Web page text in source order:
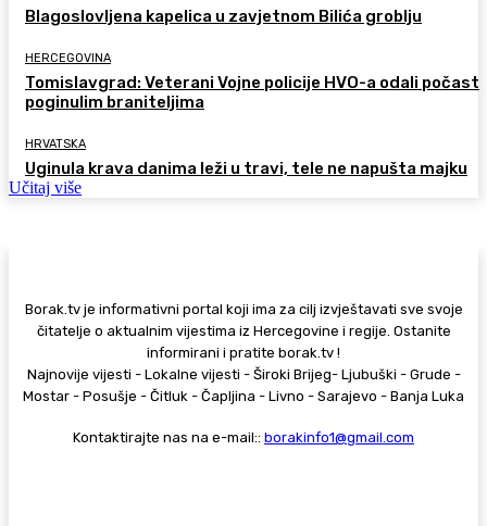
Blagoslovljena kapelica u zavjetnom Bilića groblju
HERCEGOVINA
Tomislavgrad: Veterani Vojne policije HVO-a odali počast
poginulim braniteljima
HRVATSKA
Uginula krava danima leži u travi, tele ne napušta majku
Učitaj više
Borak.tv je informativni portal koji ima za cilj izvještavati sve svoje
čitatelje o aktualnim vijestima iz Hercegovine i regije. Ostanite
informirani i pratite borak.tv !
Najnovije vijesti - Lokalne vijesti - Široki Brijeg- Ljubuški - Grude -
Mostar - Posušje - Čitluk - Čapljina - Livno - Sarajevo - Banja Luka
Kontaktirajte nas na e-mail:: borakinfo1@gmail.com